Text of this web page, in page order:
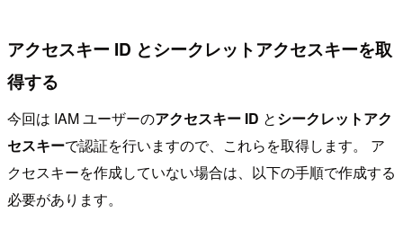
アクセスキー ID とシークレットアクセスキーを取
得する
今回は IAM ユーザーのアクセスキー ID とシークレットアク
セスキーで認証を行いますので、これらを取得します。 ア
クセスキーを作成していない場合は、以下の手順で作成する
必要があります。